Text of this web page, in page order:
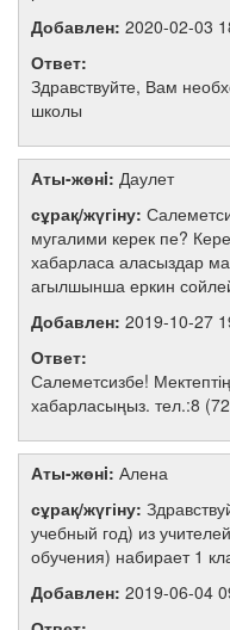
Добавлен: 2020-02-03
Ответ:
Здравствуйте, Вам
школы
Аты-жөнi: Даулет
сұрақ/жүгіну:
мугалими керек пе?
хабарласа аласыздар
агылшынша еркин
Добавлен: 2019-10-27
Ответ:
Салеметсизбе!
хабарласыңыз. тел.:8
Аты-жөнi: Алена
сұрақ/жүгіну:
учебный год) из
обучения) набирает 1
Добавлен: 2019-06-04